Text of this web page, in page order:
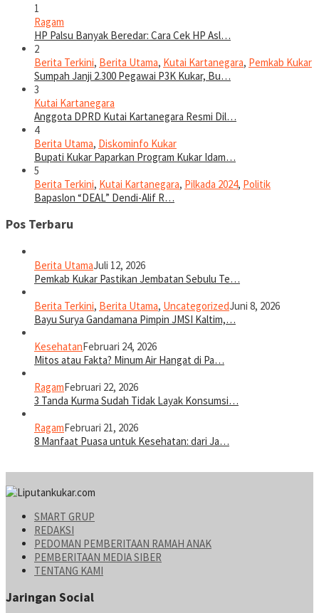
1
Ragam
HP Palsu Banyak Beredar: Cara Cek HP Asl…
2
Berita Terkini, Berita Utama, Kutai Kartanegara, Pemkab Kukar
Sumpah Janji 2.300 Pegawai P3K Kukar, Bu…
3
Kutai Kartanegara
Anggota DPRD Kutai Kartanegara Resmi Dil…
4
Berita Utama, Diskominfo Kukar
Bupati Kukar Paparkan Program Kukar Idam…
5
Berita Terkini, Kutai Kartanegara, Pilkada 2024, Politik
Bapaslon “DEAL” Dendi-Alif R…
Pos Terbaru
Berita UtamaJuli 12, 2026
Pemkab Kukar Pastikan Jembatan Sebulu Te…
Berita Terkini, Berita Utama, UncategorizedJuni 8, 2026
Bayu Surya Gandamana Pimpin JMSI Kaltim,…
KesehatanFebruari 24, 2026
Mitos atau Fakta? Minum Air Hangat di Pa…
RagamFebruari 22, 2026
3 Tanda Kurma Sudah Tidak Layak Konsumsi…
RagamFebruari 21, 2026
8 Manfaat Puasa untuk Kesehatan: dari Ja…
SMART GRUP
REDAKSI
PEDOMAN PEMBERITAAN RAMAH ANAK
PEMBERITAAN MEDIA SIBER
TENTANG KAMI
Jaringan Social